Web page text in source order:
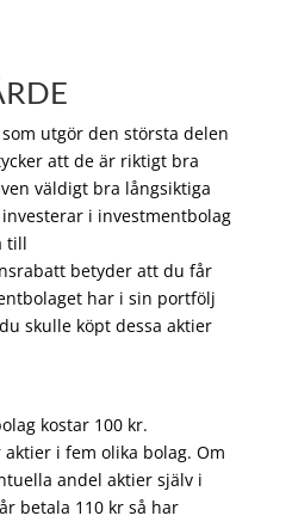
utgör den största delen
att de är riktigt bra
väldigt bra långsiktiga
i investmentbolag
till
betyder att du får
har i sin portfölj
skulle köpt dessa aktier
kostar 100 kr.
i fem olika bolag. Om
andel aktier själv i
betala 110 kr så har